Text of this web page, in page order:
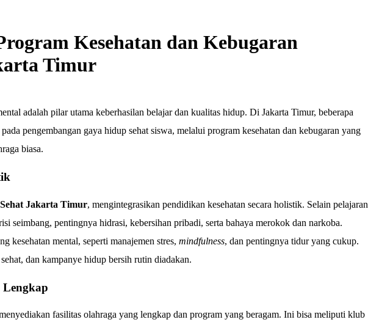
Kesehatan dan Kebugaran
Timur
adalah pilar utama keberhasilan belajar dan kualitas hidup. Di Jakarta Timur, beberapa
pengembangan gaya hidup sehat siswa, melalui program kesehatan dan kebugaran yang
biasa.
Jakarta Timur, mengintegrasikan pendidikan kesehatan secara holistik. Selain pelajaran
seimbang, pentingnya hidrasi, kebersihan pribadi, serta bahaya merokok dan narkoba.
kesehatan mental, seperti manajemen stres, mindfulness, dan pentingnya tidur yang cukup.
dan kampanye hidup bersih rutin diadakan.
Lengkap
fasilitas olahraga yang lengkap dan program yang beragam. Ini bisa meliputi klub